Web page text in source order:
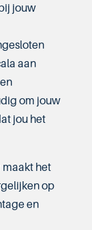
jouw
aan
om jouw
jou het
het
op
en